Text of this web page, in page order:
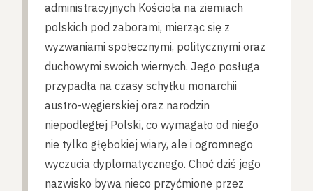
administracyjnych Kościoła na ziemiach
polskich pod zaborami, mierząc się z
wyzwaniami społecznymi, politycznymi oraz
duchowymi swoich wiernych. Jego posługa
przypadła na czasy schyłku monarchii
austro-węgierskiej oraz narodzin
niepodległej Polski, co wymagało od niego
nie tylko głębokiej wiary, ale i ogromnego
wyczucia dyplomatycznego. Choć dziś jego
nazwisko bywa nieco przyćmione przez